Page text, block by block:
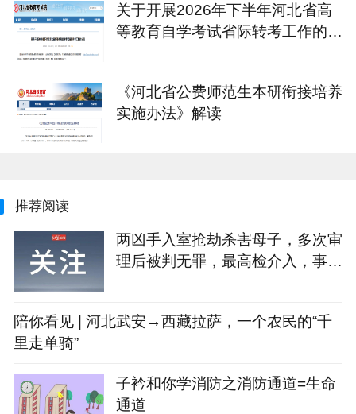
关于开展2026年下半年河北省高
等教育自学考试省际转考工作的公
《河北省公费师范生本研衔接培养
实施办法》解读
推荐阅读
两凶手入室抢劫杀害母子，多次审
理后被判无罪，最高检介入，事发
陪你看见 | 河北武安→西藏拉萨，一个农民的“千
里走单骑”
子衿和你学消防之消防通道=生命
通道